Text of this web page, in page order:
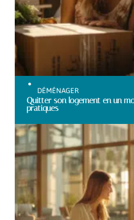
DÉMÉNAGER
Quitter son logement en un
pratiques